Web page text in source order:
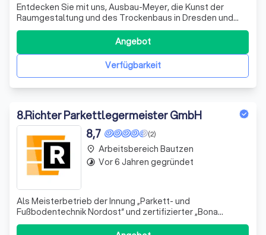
Entdecken Sie mit uns, Ausbau-Meyer, die Kunst der
Raumgestaltung und des Trockenbaus in Dresden und
Umgebung. Seit über 15 Jahren bringen wir frischen Wind
in Ihre Immobilienprojekte, egal ob es um kleine
Anpassungen oder umfassende Grundrissänderungen
geht. Unsere Expertise und unser Engagement fü
Verfügbarkeit
Angebot
8.Richter Parkettlegermeister GmbH
(2)
8,7
Als Meisterbetrieb der Innung „Parkett- und
Fußbodentechnik Nordost“ und zertifizierter „Bona
Handwerker“ sind wir Ihr zuverlässiger Partner für alle
place Arbeitsbereich Bautzen
timelapse Vor 6 Jahren gegründet